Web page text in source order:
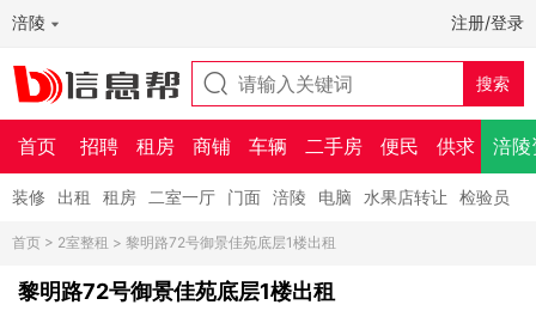
涪陵 注册/登录
首页 招聘 租房 商铺 车辆 二手房 便民 供求 涪陵
装修 出租 租房 二室一厅 门面 涪陵 电脑 水果店转让 检验员
首页 > 2室整租 > 黎明路72号御景佳苑底层1楼出租
黎明路72号御景佳苑底层1楼出租